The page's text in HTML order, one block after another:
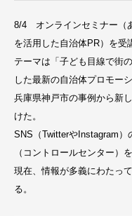
8/4 オンラインセミナー（
を活用した自治体PR）を受
テーマは「子ども目線で街
した最新の自治体プロモーシ
兵庫県神戸市の事例から新
けた。
SNS（TwitterやInstagram
（コントロールセンター）
現在、情報が多義にわたっ
る。